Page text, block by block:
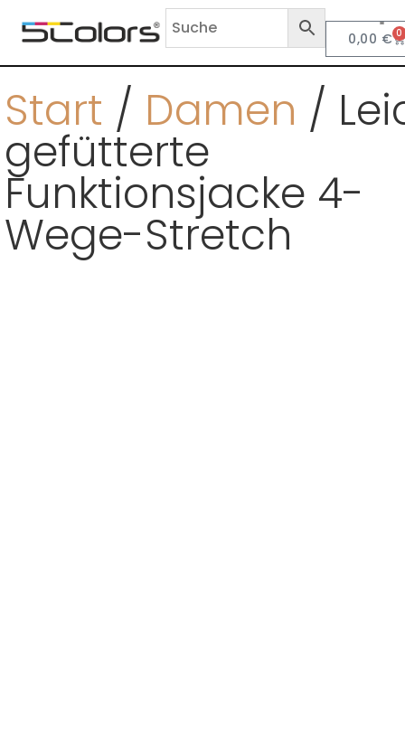
0,00 € 0
Start / Damen /
gefütterte
Funktionsjacke 4-
Wege-Stretch